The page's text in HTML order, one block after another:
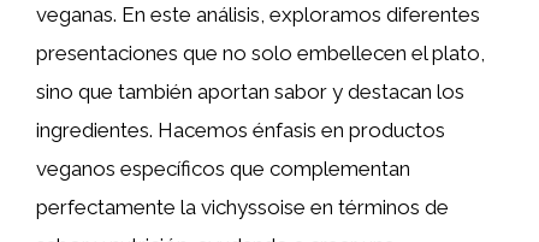
veganas. En este análisis, exploramos diferentes
presentaciones que no solo embellecen el plato,
sino que también aportan sabor y destacan los
ingredientes. Hacemos énfasis en productos
veganos específicos que complementan
perfectamente la vichyssoise en términos de